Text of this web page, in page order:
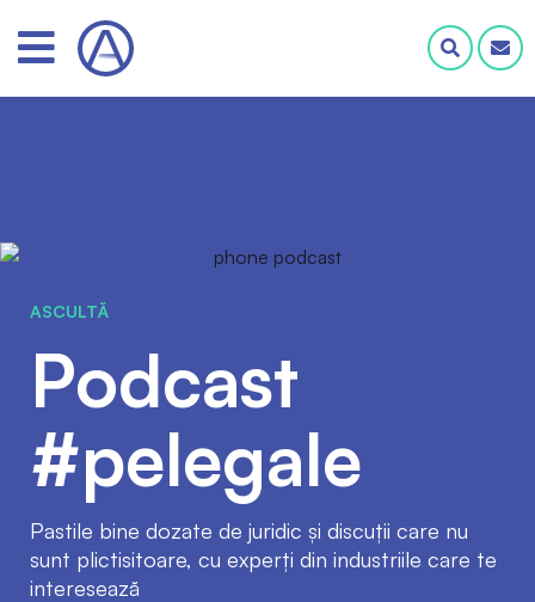
ASCULTĂ
Podcast
#pelegale
Pastile bine dozate de juridic și discuții care nu
sunt plictisitoare, cu experți din industriile care te
interesează